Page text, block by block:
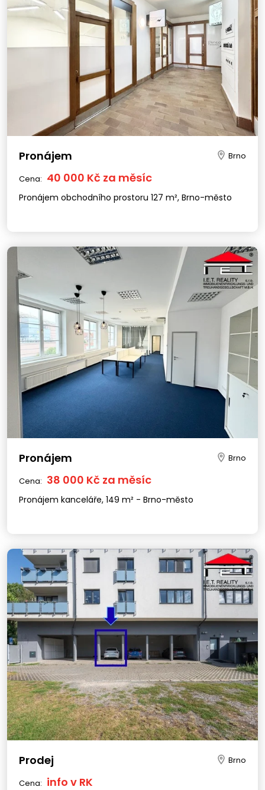
Pronájem Brno
Cena: 40 000 Kč za měsíc
Pronájem obchodního prostoru 127 m², Brno-město
Pronájem Brno
Cena: 38 000 Kč za měsíc
Pronájem kanceláře, 149 m² - Brno-město
Prodej Brno
Cena: info v RK